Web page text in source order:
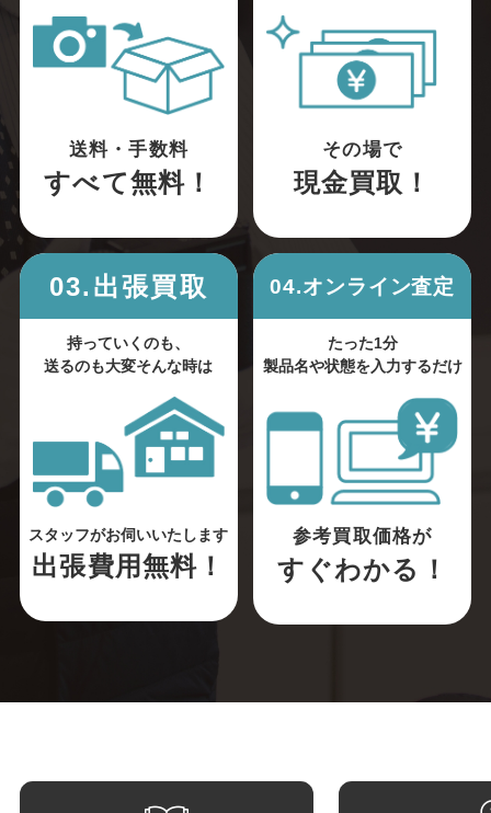
送料・手数料
すべて無料！
その場で
現金買取！
03.出張買取
持っていくのも、
送るのも大変そんな時は
スタッフがお伺いいたします
出張費用無料！
04.オンライン査定
たった1分
製品名や状態を入力するだけ
参考買取価格が
すぐわかる！